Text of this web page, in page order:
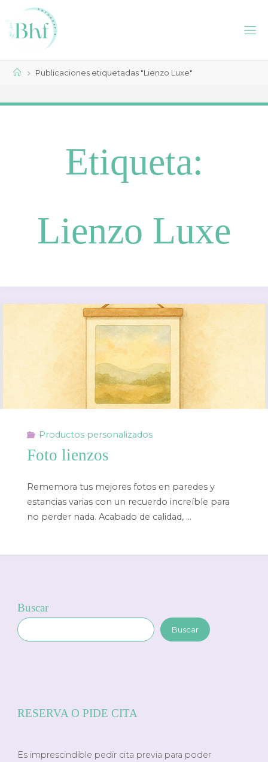
al
contenido
PáginaPublicaciones etiquetadas "Lienzo Luxe"
Etiqueta:
Lienzo Luxe
Productos personalizados
Foto lienzos
Rememora tus mejores fotos en paredes y
estancias varias con un recuerdo increíble para
no perder nada. Acabado de calidad, …
Buscar
Buscar
RESERVA O PIDE CITA
Es imprescindible pedir cita previa para poder